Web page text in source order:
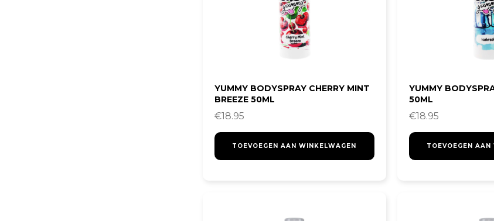
YUMMY BODYSPRAY CHERRY MINT
BREEZE 50ML
€18.95
TOEVOEGEN AAN WINKELWAGEN
YUMMY
50ML
€18.95
TOEVOEGEN